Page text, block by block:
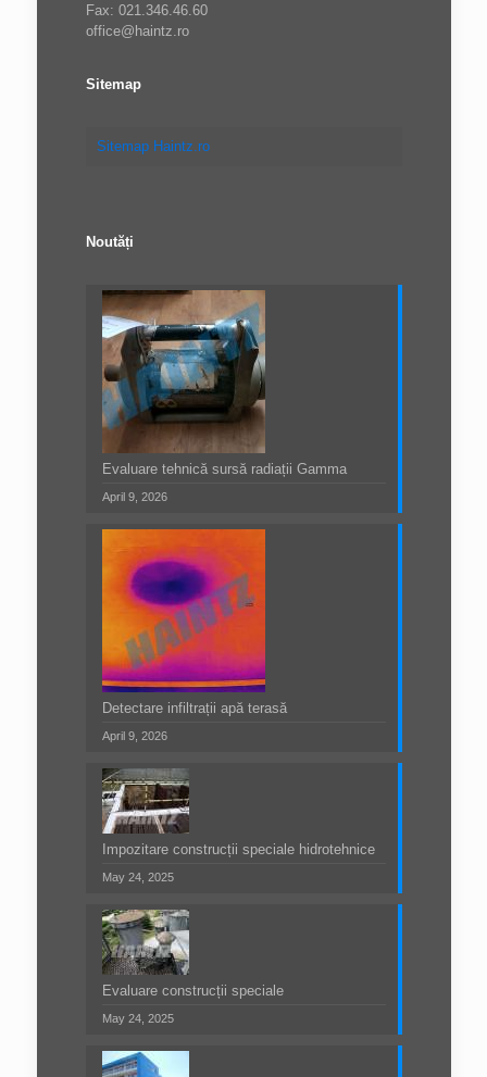
Fax: 021.346.46.60
office@haintz.ro
Sitemap
Sitemap Haintz.ro
Noutăți
Evaluare tehnică sursă radiații Gamma
April 9, 2026
Detectare infiltrații apă terasă
April 9, 2026
Impozitare construcții speciale hidrotehnice
May 24, 2025
Evaluare construcții speciale
May 24, 2025